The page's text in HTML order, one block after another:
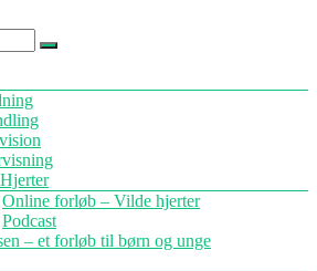
Online forløb – Vilde hjerter
Podcast
– et forløb til børn og unge